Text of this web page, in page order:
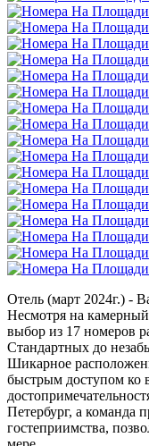
Отель (март 2024г.) -
Несмотря на
выбор из 17 номеров
Стандартных до
Шикарное
быстрым доступом ко
Петербург, а команда
гостеприимства,